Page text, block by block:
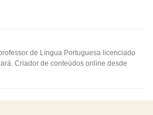
a informação que procuro
de Língua Portuguesa licenciado
Criador de conteúdos online desde